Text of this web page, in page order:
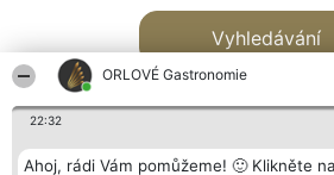
ORLOVÉ Gastronomie
22:32
Ahoj, rádi Vám pomůžeme! 🙂 Klikněte na
Vyhledávání